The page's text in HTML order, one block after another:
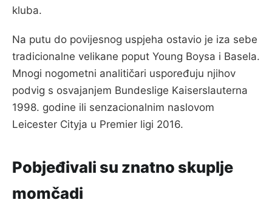
kluba.
Na putu do povijesnog uspjeha ostavio je iza sebe
tradicionalne velikane poput Young Boysa i Basela.
Mnogi nogometni analitičari uspoređuju njihov
podvig s osvajanjem Bundeslige Kaiserslauterna
1998. godine ili senzacionalnim naslovom
Leicester Cityja u Premier ligi 2016.
Pobjeđivali su znatno skuplje
momčadi